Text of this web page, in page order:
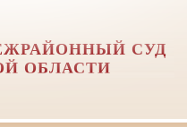
СУД
ОБЛАСТИ